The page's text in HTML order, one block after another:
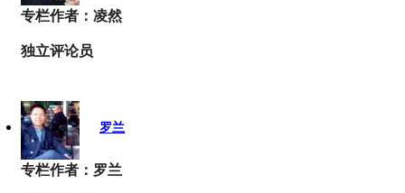
专栏作者：凌然
独立评论员
罗兰
专栏作者：罗兰